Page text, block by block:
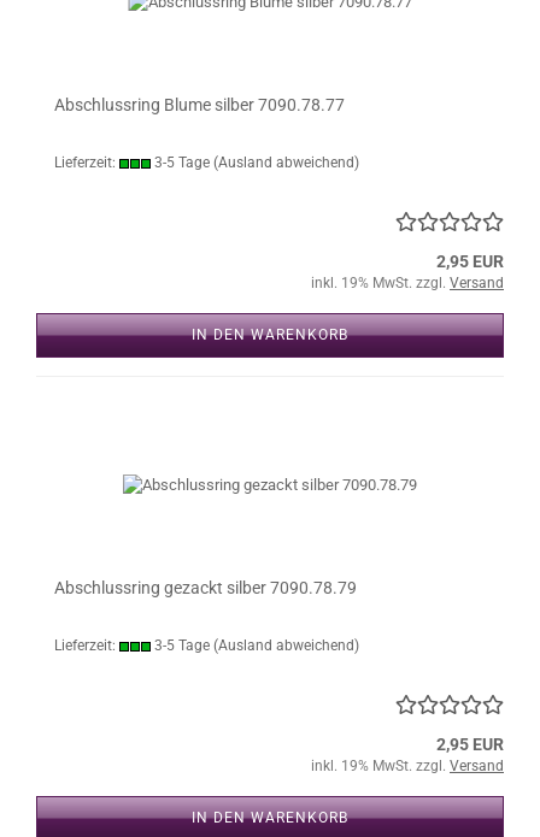
Abschlussring Blume silber 7090.78.77
Lieferzeit: 3-5 Tage (Ausland abweichend)
2,95 EUR
inkl. 19% MwSt. zzgl. Versand
IN DEN WARENKORB
Abschlussring gezackt silber 7090.78.79
Lieferzeit: 3-5 Tage (Ausland abweichend)
2,95 EUR
inkl. 19% MwSt. zzgl. Versand
IN DEN WARENKORB